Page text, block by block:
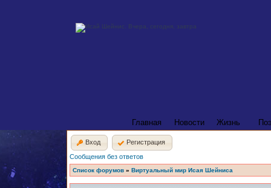
Главная Новости Жизнь
Вход
Регистрация
Сообщения без ответов
Список форумов » Виртуальный мир Исая Шейниса